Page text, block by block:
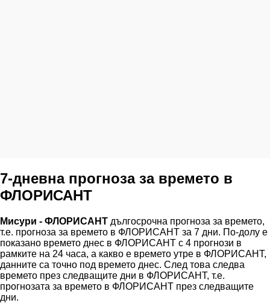
7-дневна прогноза за времето в
ФЛОРИСАНТ
Мисури - ФЛОРИСАНТ дългосрочна прогноза за времето,
т.е. прогноза за времето в ФЛОРИСАНТ за 7 дни. По-долу е
показано времето днес в ФЛОРИСАНТ с 4 прогнози в
рамките на 24 часа, а какво е времето утре в ФЛОРИСАНТ,
данните са точно под времето днес. След това следва
времето през следващите дни в ФЛОРИСАНТ, т.е.
прогнозата за времето в ФЛОРИСАНТ през следващите
дни.